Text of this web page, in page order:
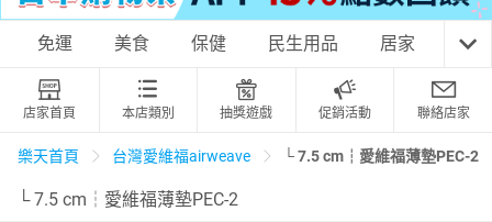
購物網分類
天天免運 美食蛋糕 養生保健 民生用品
免運 美食 保健 民生用品 居家 3C
店家首頁 本店類別 抽獎遊戲 促銷活動 聯絡店家
樂天首頁 台灣愛維福airweave └ 7.5 cm┆愛維福薄墊PEC-2
└ 7.5 cm┆愛維福薄墊PEC-2